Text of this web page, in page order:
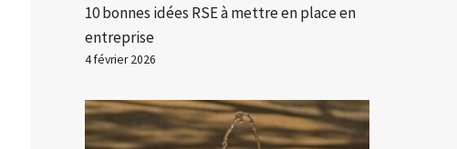
10 bonnes idées RSE à mettre en place en
entreprise
4 février 2026